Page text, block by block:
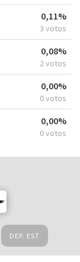
0,11%
3 votos
0,08%
2 votos
0,00%
0 votos
0,00%
0 votos
DEP. EST